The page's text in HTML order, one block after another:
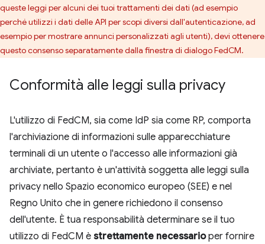
queste leggi per alcuni dei tuoi trattamenti dei dati (ad esempio
perché utilizzi i dati delle API per scopi diversi dall'autenticazione, ad
esempio per mostrare annunci personalizzati agli utenti), devi ottenere
questo consenso separatamente dalla finestra di dialogo FedCM.
Conformità alle leggi sulla privacy
L'utilizzo di FedCM, sia come IdP sia come RP, comporta
l'archiviazione di informazioni sulle apparecchiature
terminali di un utente o l'accesso alle informazioni già
archiviate, pertanto è un'attività soggetta alle leggi sulla
privacy nello Spazio economico europeo (SEE) e nel
Regno Unito che in genere richiedono il consenso
dell'utente. È tua responsabilità determinare se il tuo
utilizzo di FedCM è strettamente necessarioper fornire